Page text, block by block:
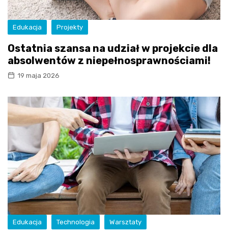
Edukacja Projekty
Ostatnia szansa na udział w projekcie dla
absolwentów z niepełnosprawnościami!
19 maja 2026
Edukacja Technologia Warsztaty